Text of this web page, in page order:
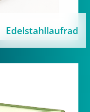
Edelstahllaufrad